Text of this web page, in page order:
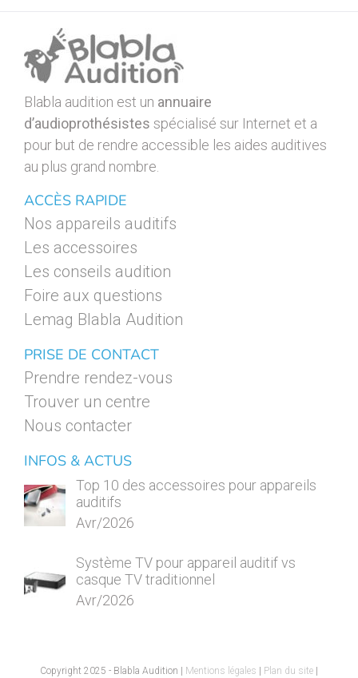
Blabla audition est un annuaire
d’audioprothésistes spécialisé sur Internet et a
pour but de rendre accessible les aides auditives
au plus grand nombre.
ACCÈS RAPIDE
Nos appareils auditifs
Les accessoires
Les conseils audition
Foire aux questions
Lemag Blabla Audition
PRISE DE CONTACT
Prendre rendez-vous
Trouver un centre
Nous contacter
INFOS & ACTUS
Top 10 des accessoires pour appareils
auditifs
Avr/2026
Système TV pour appareil auditif vs
casque TV traditionnel
Avr/2026
Copyright 2025 - Blabla Audition | Mentions légales Plan du site